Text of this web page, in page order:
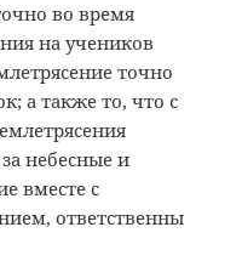
во время
на учеников
точно
а также то, что с
небесные и
вместе с
ответственны